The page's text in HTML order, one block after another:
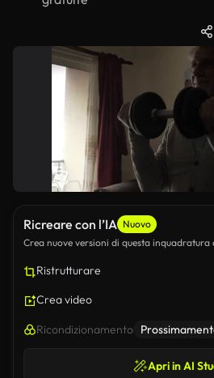
Ricreare con l’IA Nuovo
Crea nuove versioni di questa
Ristrutturare
Crea video
Ricondizionamento
Apri in AI